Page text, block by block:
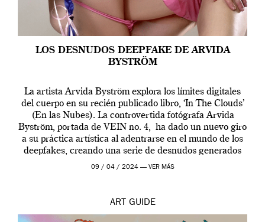
LOS DESNUDOS DEEPFAKE DE ARVIDA
BYSTRÖM
La artista Arvida Byström explora los límites digitales
del cuerpo en su recién publicado libro, ‘In The Clouds’
(En las Nubes). La controvertida fotógrafa Arvida
Byström, portada de VEIN no. 4, ha dado un nuevo giro
a su práctica artística al adentrarse en el mundo de los
deepfakes, creando una serie de desnudos generados
por […]
09 / 04 / 2024 — VER MÁS
ART GUIDE